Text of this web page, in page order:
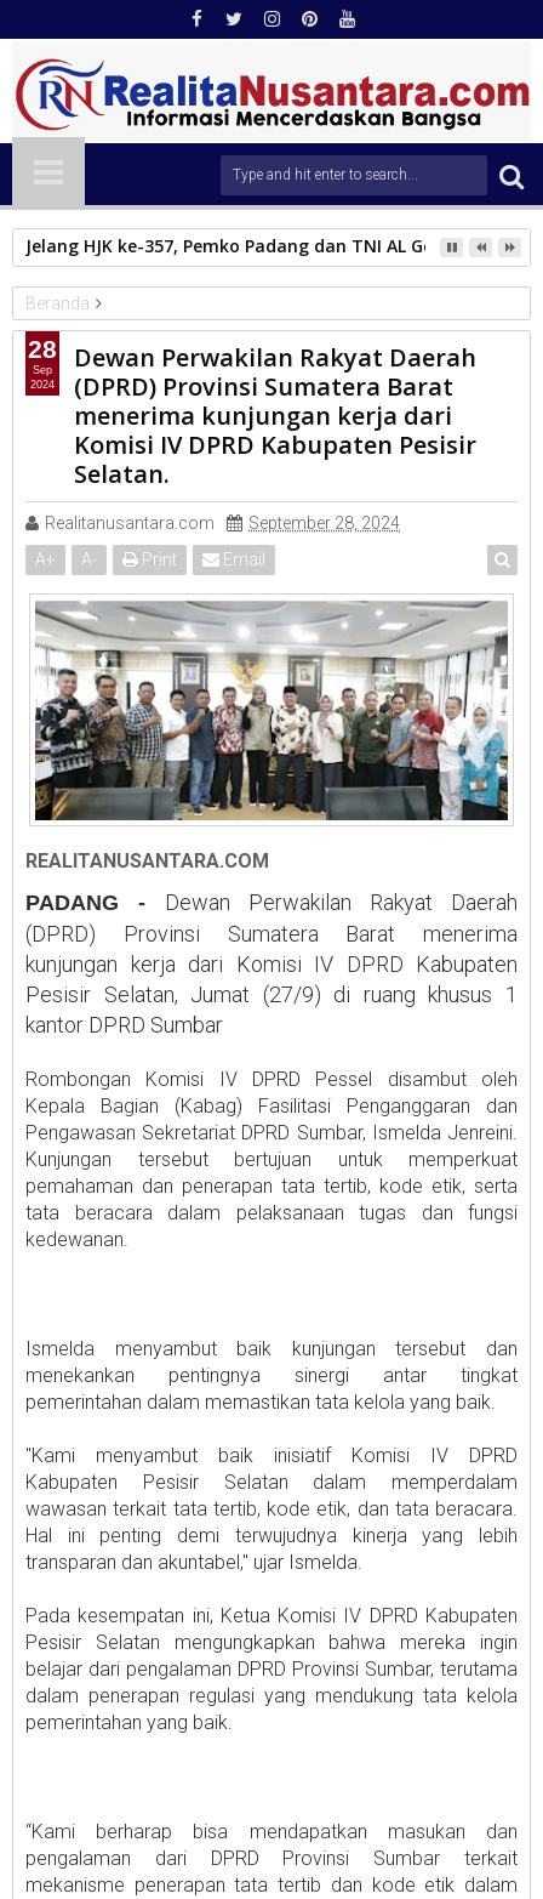
Jelang HJK ke-357, Pemko Padang dan TNI AL Gelar Bakti
Beranda
PARLEMEN
Dewan Perwakilan Rakyat Daerah (DPRD) Provinsi Sumatera
Barat menerima kunjungan kerja dari Komisi IV DPRD Kabupaten
Pesisir Selatan.
Dewan Perwakilan Rakyat Daerah
(DPRD) Provinsi Sumatera Barat
menerima kunjungan kerja dari
Komisi IV DPRD Kabupaten Pesisir
Selatan.
Realitanusantara.com
September 28, 2024
A+ A- Print Email
REALITANUSANTARA.COM
PADANG - Dewan Perwakilan Rakyat Daerah
(DPRD) Provinsi Sumatera Barat menerima
kunjungan kerja dari Komisi IV DPRD Kabupaten
Pesisir Selatan, Jumat (27/9) di ruang khusus 1
kantor DPRD Sumbar
Rombongan Komisi IV DPRD Pessel disambut oleh
Kepala Bagian (Kabag) Fasilitasi Penganggaran dan
Pengawasan Sekretariat DPRD Sumbar, Ismelda Jenreini.
Kunjungan tersebut bertujuan untuk memperkuat
pemahaman dan penerapan tata tertib, kode etik, serta
tata beracara dalam pelaksanaan tugas dan fungsi
kedewanan.
Ismelda menyambut baik kunjungan tersebut dan
menekankan pentingnya sinergi antar tingkat
pemerintahan dalam memastikan tata kelola yang baik.
"Kami menyambut baik inisiatif Komisi IV DPRD
Kabupaten Pesisir Selatan dalam memperdalam
wawasan terkait tata tertib, kode etik, dan tata beracara.
Hal ini penting demi terwujudnya kinerja yang lebih
transparan dan akuntabel," ujar Ismelda.
Pada kesempatan ini, Ketua Komisi IV DPRD Kabupaten
Pesisir Selatan mengungkapkan bahwa mereka ingin
belajar dari pengalaman DPRD Provinsi Sumbar, terutama
dalam penerapan regulasi yang mendukung tata kelola
pemerintahan yang baik.
“Kami berharap bisa mendapatkan masukan dan
pengalaman dari DPRD Provinsi Sumbar terkait
mekanisme penerapan tata tertib dan kode etik dalam
28
Sep
2024